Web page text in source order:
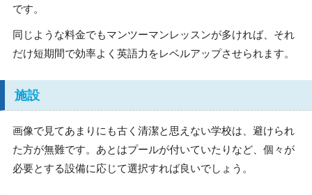
です。
同じような料金でもマンツーマンレッスンが多ければ、それ
だけ短期間で効率よく英語力をレベルアップさせられます。
施設
画像で見てあまりにも古く清潔と思えない学校は、避けられ
た方が無難です。あとはプールが付いていたりなど、個々が
必要とする設備に応じて選択すれば良いでしょう。